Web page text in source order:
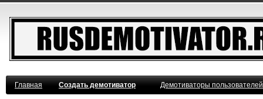
Главная Создать демотиватор Демотиваторы